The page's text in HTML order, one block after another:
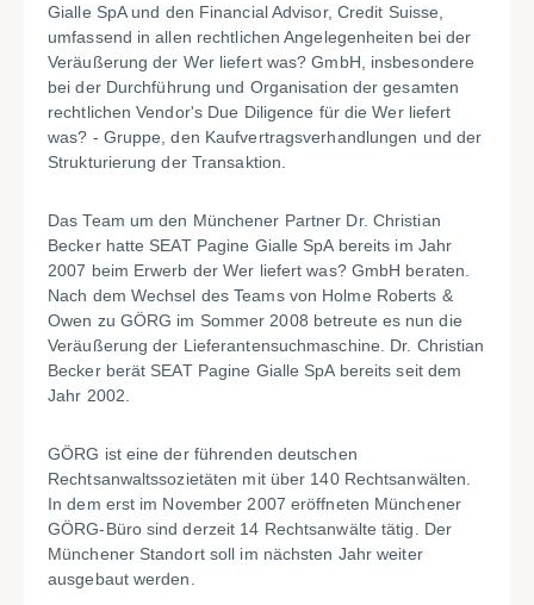
Gialle SpA und den Financial Advisor, Credit Suisse,
umfassend in allen rechtlichen Angelegenheiten bei der
Veräußerung der Wer liefert was? GmbH, insbesondere
bei der Durchführung und Organisation der gesamten
rechtlichen Vendor's Due Diligence für die Wer liefert
was? - Gruppe, den Kaufvertragsverhandlungen und der
Strukturierung der Transaktion.
Das Team um den Münchener Partner Dr. Christian
Becker hatte SEAT Pagine Gialle SpA bereits im Jahr
2007 beim Erwerb der Wer liefert was? GmbH beraten.
Nach dem Wechsel des Teams von Holme Roberts &
Owen zu GÖRG im Sommer 2008 betreute es nun die
Veräußerung der Lieferantensuchmaschine. Dr. Christian
Becker berät SEAT Pagine Gialle SpA bereits seit dem
Jahr 2002.
GÖRG ist eine der führenden deutschen
Rechtsanwaltssozietäten mit über 140 Rechtsanwälten.
In dem erst im November 2007 eröffneten Münchener
GÖRG-Büro sind derzeit 14 Rechtsanwälte tätig. Der
Münchener Standort soll im nächsten Jahr weiter
ausgebaut werden.